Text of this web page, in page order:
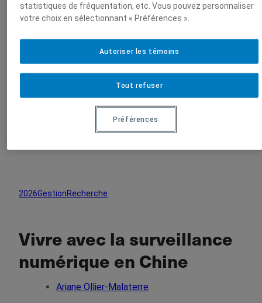
UQAM On publie Parutions 2026 Vivre avec la
Rechercher
2026GestionRecherche
Vivre avec la surveillance
numérique en Chine
Ariane Ollier-Malaterre
statistiques de fréquentation, etc. Vous pouvez personnaliser
votre choix en sélectionnant « Préférences ».
Tout refuser
Autoriser les témoins
Préférences